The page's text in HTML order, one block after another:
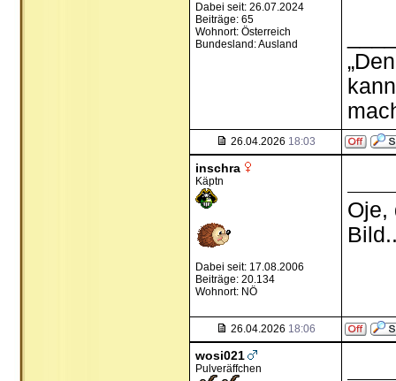
Dabei seit: 26.07.2024
Beiträge: 65
Wohnort: Österreich
Bundesland: Ausland
26.04.2026 18:03
inschra
Käptn
Dabei seit: 17.08.2006
Beiträge: 20.134
Wohnort: NÖ
Oje,
26.04.2026 18:06
wosi021
Pulveräffchen